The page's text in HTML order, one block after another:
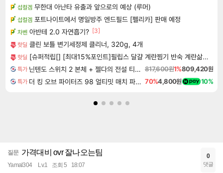
섭컬겜 무한대 아난타 유출과 앞으로의 예상 (루머)
섭컬겜 포트나이트에서 명일방주 엔드필드 [펠리카] 판매 예정
차벤 아반테 2.0 자연흡기? [3]
핫딜 클린 보틀 변기세정제 클리너, 320g, 4개
핫딜 [슈퍼적립[] [최대15%포인트]필립스 달걀 계란찜기 반숙 계란삶는기계 에그쿠커 멀티쿠커 호빵 고구마찜기 3000시리즈 HD9137/90
특가 닌텐도 스위치 2 본체 + 젤다의 전설 티어스 오브 더 킹덤 닌텐도 스위치 2 에디션 + 젤다의 전설 브레스 오브 더 와일드 닌텐도 스위치 2 에디션 번들 817,600원1%809,420원
특가 더 킹 오브 파이터즈 98 얼티밋 매치 파이널 에디션 THE KING OF FIGHTERS 98 ULTIMATE MATCH FINAL EDITION 70%4,800원 10%
질문 가격대비 ovr 잘나오는팀
Yamal304 Lv.1 조회 5 18:07
0
댓글